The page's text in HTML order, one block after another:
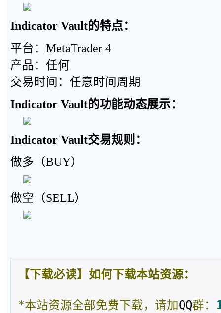
Indicator Vault的特点：
平台：MetaTrader 4
产品：任何
交易时间：任意时间周期
Indicator Vault的功能动态展示：
Indicator Vault交易规则：
做多（BUY）
做空（SELL）
【下载必读】如何下载本站资源：
*本站资源全部免费下载，请加QQ群：